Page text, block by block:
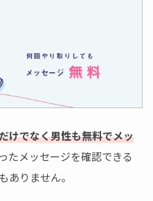
けでなく男性も無料でメッ
たメッセージを確認できる
ありません。